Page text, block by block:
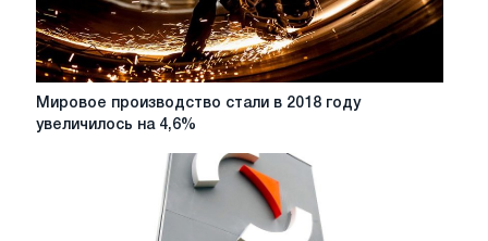
Мировое
Мировое производство стали в 2018 году
увеличилось на 4,6%